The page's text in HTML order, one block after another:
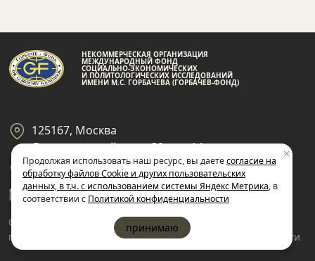
НЕКОММЕРЧЕСКАЯ ОРГАНИЗАЦИЯ
МЕЖДУНАРОДНЫЙ ФОНД
СОЦИАЛЬНО-ЭКОНОМИЧЕСКИХ
И ПОЛИТОЛОГИЧЕСКИХ ИССЛЕДОВАНИЙ
ИМЕНИ М.С. ГОРБАЧЕВА (ГОРБАЧЕВ-ФОНД)
125167, Москва
Ленинградский пр-кт 39, стр 14
+7 495 945-59-99
gf@gorby.ru
Cогласие на обработку
пользовательских данных
конфиденциальности
Продолжая использовать наш ресурс, вы даетесогласие на
обработку файлов Cookie и других пользовательских
данных, в т.ч. с использованием системы Яндекс Метрика, в
соответствии с Политикой конфиденциальности
принимаю